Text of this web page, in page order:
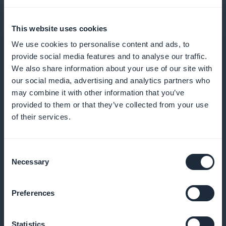
This website uses cookies
We use cookies to personalise content and ads, to
provide social media features and to analyse our traffic.
We also share information about your use of our site with
our social media, advertising and analytics partners who
may combine it with other information that you’ve
provided to them or that they’ve collected from your use
of their services.
Selection
Necessary
Preferences
Statistics
och effektiviteten
Push-meddelanden för
specialerbjudanden
med pushnotiser, som fångar deras uppmärksamhet
i precis rätt ögonblick